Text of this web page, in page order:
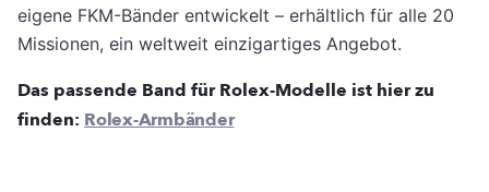
eigene FKM-Bänder entwickelt – erhältlich für alle 20
Missionen, ein weltweit einzigartiges Angebot.
Das passende Band für Rolex-Modelle ist hier zu
finden: Rolex-Armbänder